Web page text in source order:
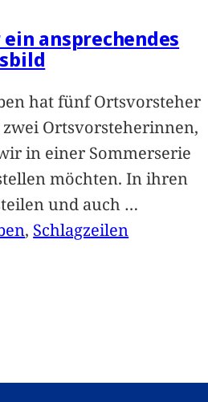
ein ansprechendes
hat fünf Ortsvorsteher
Ortsvorsteherinnen,
in einer Sommerserie
möchten. In ihren
und auch …
, Schlagzeilen